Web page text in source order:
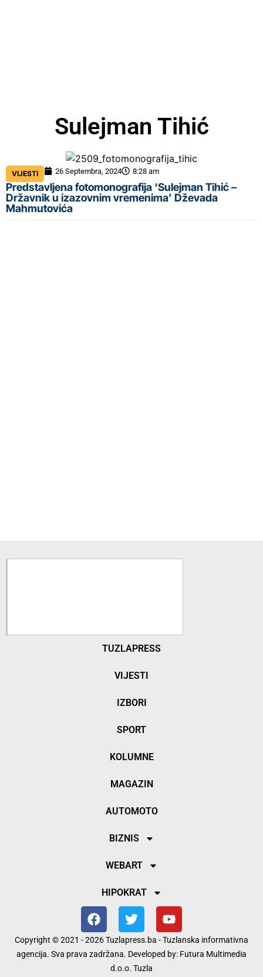
Sulejman Tihić
VIJESTI 26 Septembra, 2024 8:28 am
Predstavljena fotomonografija ‘Sulejman Tihić –
Državnik u izazovnim vremenima’ Dževada
Mahmutovića
TUZLAPRESS
VIJESTI
IZBORI
SPORT
KOLUMNE
MAGAZIN
AUTOMOTO
BIZNIS
WEBART
HIPOKRAT
Copyright © 2021 - 2026 Tuzlapress.ba - Tuzlanska informativna
agencija. Sva prava zadržana. Developed by: Futura Multimedia
d.o.o. Tuzla